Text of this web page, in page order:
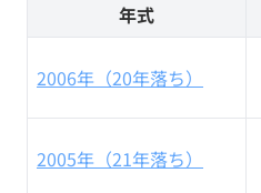
年式
2006年（20年落ち）
2005年（21年落ち）